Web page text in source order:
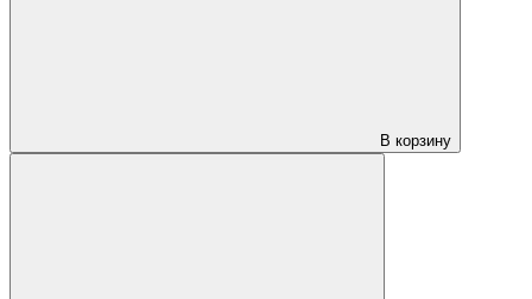
В корзину